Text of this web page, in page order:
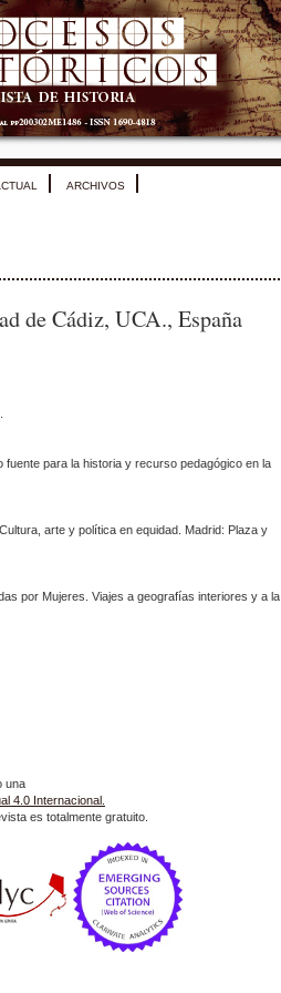
ARCHIVOS
de Cádiz, UCA., España
fuente para la historia y recurso pedagógico en la
arte y política en equidad. Madrid: Plaza y
por Mujeres. Viajes a geografías interiores y a la
una
4.0 Internacional.
es totalmente gratuito.